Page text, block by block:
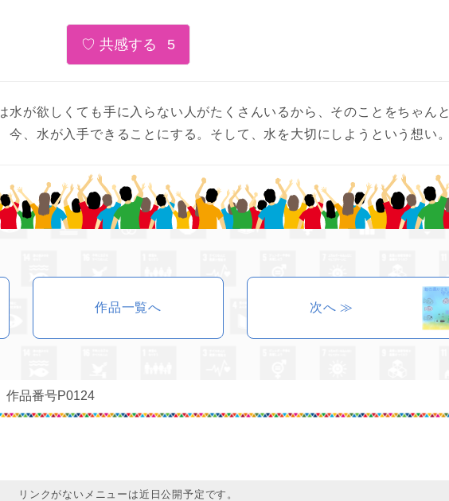
5
水が欲しくても手に入らない人がたくさんいるから、そのことをちゃんと
今、水が入手できることにする。そして、水を大切にしようという想い。
作品一覧へ 次へ ≫
作品番号P0124
リンクがないメニューは近日公開予定です。